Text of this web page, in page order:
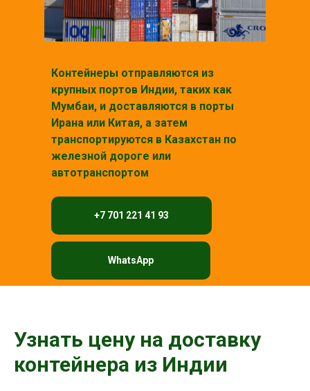
+7 701 221 41 93
WhatsApp
Контейнеры отправляются из
крупных портов Индии, таких как
Мумбаи, и доставляются в порты
Ирана или Китая, а затем
транспортируются в Казахстан по
железной дороге или
автотранспортом
Узнать цену на доставку
контейнера из Индии